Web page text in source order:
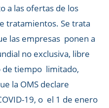
a las ofertas de los
tratamientos. Se trata
las empresas ponen a
no exclusiva, libre
de tiempo limitado,
la OMS declare
19, o el 1 de enero